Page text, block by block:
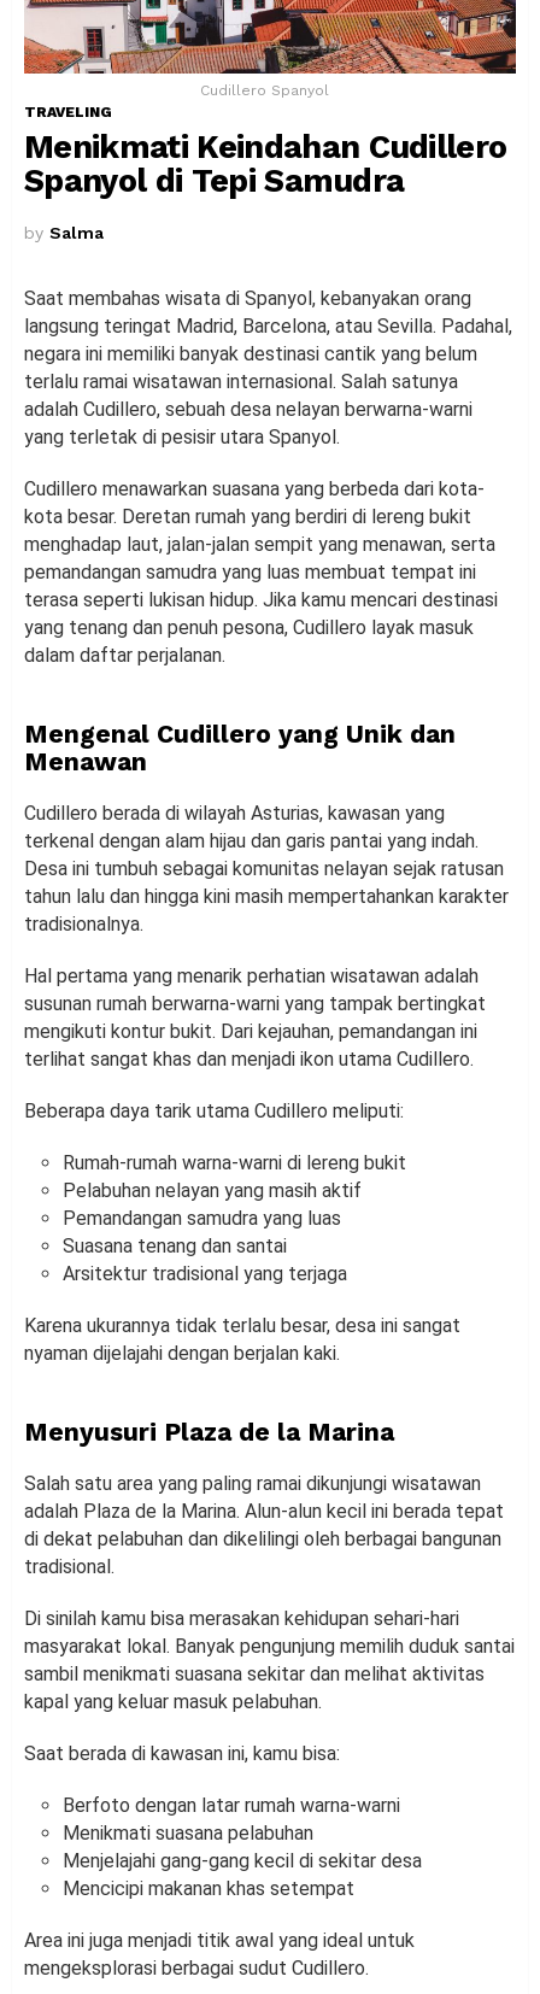
Cudillero Spanyol
TRAVELING
Menikmati Keindahan Cudillero
Spanyol di Tepi Samudra
by Salma
Saat membahas wisata di Spanyol, kebanyakan orang
langsung teringat Madrid, Barcelona, atau Sevilla. Padahal,
negara ini memiliki banyak destinasi cantik yang belum
terlalu ramai wisatawan internasional. Salah satunya
adalah Cudillero, sebuah desa nelayan berwarna-warni
yang terletak di pesisir utara Spanyol.
Cudillero menawarkan suasana yang berbeda dari kota-
kota besar. Deretan rumah yang berdiri di lereng bukit
menghadap laut, jalan-jalan sempit yang menawan, serta
pemandangan samudra yang luas membuat tempat ini
terasa seperti lukisan hidup. Jika kamu mencari destinasi
yang tenang dan penuh pesona, Cudillero layak masuk
dalam daftar perjalanan.
Mengenal Cudillero yang Unik dan
Menawan
Cudillero berada di wilayah Asturias, kawasan yang
terkenal dengan alam hijau dan garis pantai yang indah.
Desa ini tumbuh sebagai komunitas nelayan sejak ratusan
tahun lalu dan hingga kini masih mempertahankan karakter
tradisionalnya.
Hal pertama yang menarik perhatian wisatawan adalah
susunan rumah berwarna-warni yang tampak bertingkat
mengikuti kontur bukit. Dari kejauhan, pemandangan ini
terlihat sangat khas dan menjadi ikon utama Cudillero.
Beberapa daya tarik utama Cudillero meliputi:
Rumah-rumah warna-warni di lereng bukit
Pelabuhan nelayan yang masih aktif
Pemandangan samudra yang luas
Suasana tenang dan santai
Arsitektur tradisional yang terjaga
Karena ukurannya tidak terlalu besar, desa ini sangat
nyaman dijelajahi dengan berjalan kaki.
Menyusuri Plaza de la Marina
Salah satu area yang paling ramai dikunjungi wisatawan
adalah Plaza de la Marina. Alun-alun kecil ini berada tepat
di dekat pelabuhan dan dikelilingi oleh berbagai bangunan
tradisional.
Di sinilah kamu bisa merasakan kehidupan sehari-hari
masyarakat lokal. Banyak pengunjung memilih duduk santai
sambil menikmati suasana sekitar dan melihat aktivitas
kapal yang keluar masuk pelabuhan.
Saat berada di kawasan ini, kamu bisa:
Berfoto dengan latar rumah warna-warni
Menikmati suasana pelabuhan
Menjelajahi gang-gang kecil di sekitar desa
Mencicipi makanan khas setempat
Area ini juga menjadi titik awal yang ideal untuk
mengeksplorasi berbagai sudut Cudillero.